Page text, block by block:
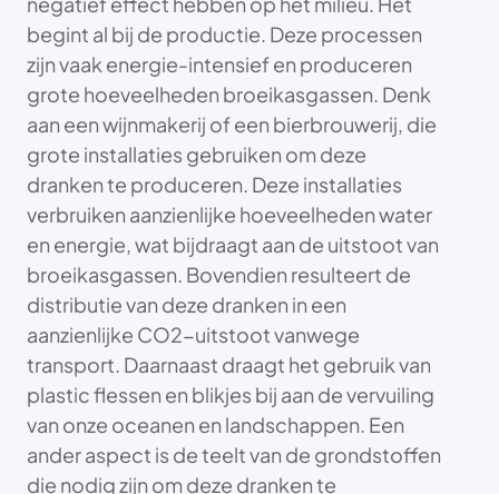
begint al bij de productie. Deze processen
zijn vaak energie-intensief en produceren
grote hoeveelheden broeikasgassen. Denk
aan een wijnmakerij of een bierbrouwerij, die
grote installaties gebruiken om deze
dranken te produceren. Deze installaties
verbruiken aanzienlijke hoeveelheden water
en energie, wat bijdraagt aan de uitstoot van
broeikasgassen. Bovendien resulteert de
distributie van deze dranken in een
aanzienlijke CO2-uitstoot vanwege
transport. Daarnaast draagt het gebruik van
plastic flessen en blikjes bij aan de vervuiling
van onze oceanen en landschappen. Een
ander aspect is de teelt van de grondstoffen
die nodig zijn om deze dranken te